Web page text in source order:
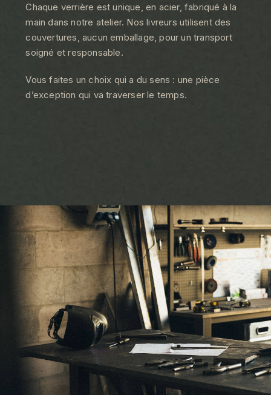
Chaque verrière est unique, en acier, fabriqué à la
main dans notre atelier. Nos livreurs utilisent des
couvertures, aucun emballage, pour un transport
soigné et responsable.
Vous faites un choix qui a du sens : une pièce
d’exception qui va traverser le temps.